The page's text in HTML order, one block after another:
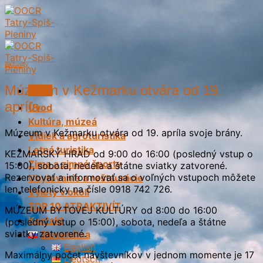
Skip
to
content
Úvod
Kultúra, múzeá
Vidiek a agroturistika
Letná turistika
Zima a zimné športy
Ubytovanie a reštaurácie
Výlety v okolí
TOP 10 ATRAKTIVÍT
Kontakt
Slovenčina
English
Deutsch
Aktuality
Múzeum v Kežmarku otvára od 19.
apríla
Múzeum v Kežmarku otvára od 19. apríla svoje brány.
KEŽMARSKÝ HRAD od 9:00 do 16:00 (posledný vstup o
15:00), sobota, nedeľa a štátne sviatky zatvorené.
Rezervovať a informovať sa o voľných vstupoch môžete
len telefonicky na čísle 0918 742 726.
MÚZEUM BYTOVEJ KULTÚRY od 8:00 do 16:00
(posledný vstup o 15:00), sobota, nedeľa a štátne
sviatky zatvorené.
Maximálny počet návštevníkov v jednom momente je 17